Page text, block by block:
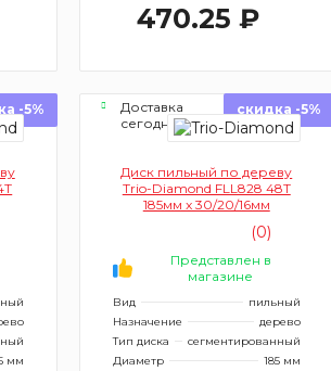
470.25 ₽
-5%
мм
Доставка
сегодня
скидка -5%
Диск пильный по дереву
Trio-Diamond FLL828 48Т
185мм x 30/20/16мм
(0)
Представлен в
магазине
Вид
пильный
Назначение
дерево
Тип диска
сегментированный
Диаметр
185 мм